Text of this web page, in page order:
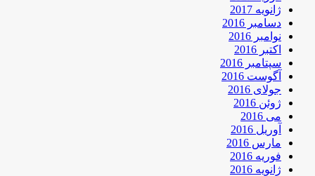
ژانویه 2017
دسامبر 2016
نوامبر 2016
اکتبر 2016
سپتامبر 2016
آگوست 2016
جولای 2016
ژوئن 2016
می 2016
آوریل 2016
مارس 2016
فوریه 2016
ژانویه 2016